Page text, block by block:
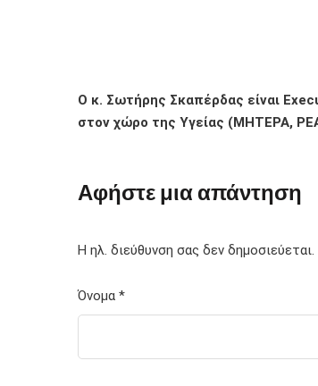
Ο κ. Σωτήρης Σκαπέρδας είναι
στον χώρο της Υγείας (ΜΗΤΕΡΑ,
Αφήστε μια απάντηση
Η ηλ. διεύθυνση σας δεν δημοσιεύεται.
Όνομα *